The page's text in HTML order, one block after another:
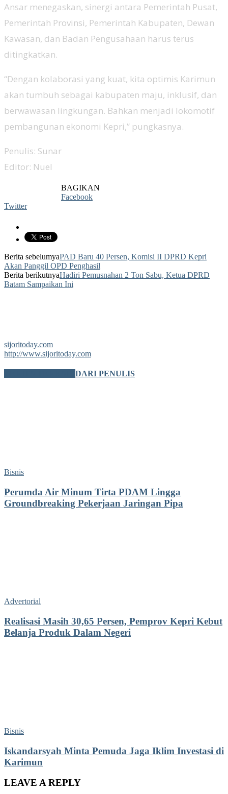
Ansar menegaskan, sinergi antara Pemerintah Pusat,
Pemerintah Provinsi, Pemerintah Kabupaten, Dewan
Kawasan, dan Badan Pengusahaan harus terus
ditingkatkan.
“Dengan kolaborasi yang kuat, kita optimis Karimun
akan tumbuh sebagai kabupaten maju, inklusif, dan
berwawasan lingkungan. Bahkan menjadi lokomotif
pembangunan ekonomi Kepri,” pungkasnya.
Penulis: Sunar
Editor: Nuel
BAGIKAN
Facebook
Twitter
Berita sebelumyaPAD Baru 40 Persen, Komisi II DPRD Kepri
Akan Panggil OPD Penghasil
Berita berikutnyaHadiri Pemusnahan 2 Ton Sabu, Ketua DPRD
Batam Sampaikan Ini
sijoritoday.com
http://www.sijoritoday.com
DARI PENULIS
Bisnis
Perumda Air Minum Tirta PDAM Lingga
Groundbreaking Pekerjaan Jaringan Pipa
Advertorial
Realisasi Masih 30,65 Persen, Pemprov Kepri Kebut
Belanja Produk Dalam Negeri
Bisnis
Iskandarsyah Minta Pemuda Jaga Iklim Investasi di
Karimun
LEAVE A REPLY